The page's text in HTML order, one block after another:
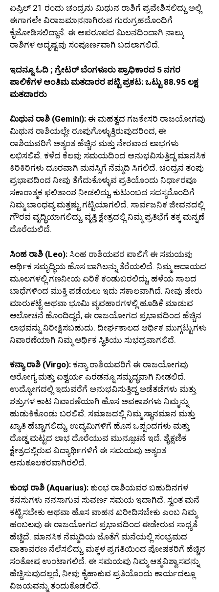
ಏಪ್ರಿಲ್ 21 ರಂದು ಚಂದ್ರನು ಮಿಥುನ ರಾಶಿಗೆ ಪ್ರವೇಶಿಸಲಿದ್ದು ಅಲ್ಲಿ
ಈಗಾಗಲೇ ವಿರಾಜಮಾನನಾಗಿರುವ ಗುರುಗ್ರಹದೊಂದಿಗೆ
ಕೈಜೋಡಿಸಲಿದ್ದಾನೆ. ಈ ಅಪರೂಪದ ಮಿಲನದಿಂದಾಗಿ ನಾಲ್ಕು
ರಾಶಿಗಳ ಅದೃಷ್ಟವು ಸಂಪೂರ್ಣವಾಗಿ ಬದಲಾಗಲಿದೆ.
ಇದನ್ನೂ ಓದಿ ; ಗ್ರೇಟರ್ ಬೆಂಗಳೂರು ಪ್ರಾಧಿಕಾರದ 5 ನಗರ
ಪಾಲಿಕೆಗಳ ಅಂತಿಮ ಮತದಾರರ ಪಟ್ಟಿ ಪ್ರಕಟ: ಒಟ್ಟು 88.95 ಲಕ್ಷ
ಮತದಾರರು
ಮಿಥುನ ರಾಶಿ (Gemini): ಈ ಮಹತ್ವದ ಗಜಕೇಸರಿ ರಾಜಯೋಗವು
ಮಿಥುನ ರಾಶಿಯಲ್ಲೇ ರೂಪುಗೊಳ್ಳುತ್ತಿರುವುದರಿಂದ, ಈ
ರಾಶಿಯವರಿಗೆ ಅತ್ಯಂತ ಹೆಚ್ಚಿನ ಮತ್ತು ನೇರವಾದ ಲಾಭಗಳು
ಲಭಿಸಲಿವೆ. ಕಳೆದ ಕೆಲವು ಸಮಯದಿಂದ ಅನುಭವಿಸುತ್ತಿದ್ದ ಮಾನಸಿಕ
ಕಿರಿಕಿರಿಗಳು ದೂರವಾಗಿ ಮನಸ್ಸಿಗೆ ನೆಮ್ಮದಿ ಸಿಗಲಿದೆ. ಚಂದ್ರನ ತಂಪು
ಪ್ರಭಾವದಿಂದ ನೀವು ತೆಗೆದುಕೊಳ್ಳುವ ಪ್ರತಿಯೊಂದು ನಿರ್ಧಾರವೂ
ಸಕಾರಾತ್ಮಕ ಫಲಿತಾಂಶ ನೀಡಲಿದ್ದು, ಕುಟುಂಬದ ಸದಸ್ಯರೊಂದಿಗೆ
ನಿಮ್ಮ ಬಾಂಧವ್ಯ ಮತ್ತಷ್ಟು ಗಟ್ಟಿಯಾಗಲಿದೆ. ಸಾರ್ವಜನಿಕ ಜೀವನದಲ್ಲಿ
ಗೌರವ ವೃದ್ಧಿಯಾಗಲಿದ್ದು, ವೃತ್ತಿ ಕ್ಷೇತ್ರದಲ್ಲಿ ನಿಮ್ಮ ಪ್ರತಿಭೆಗೆ ತಕ್ಕ ಮನ್ನಣೆ
ದೊರೆಯಲಿದೆ.
ಸಿಂಹ ರಾಶಿ (Leo): ಸಿಂಹ ರಾಶಿಯವರ ಪಾಲಿಗೆ ಈ ಸಮಯವು
ಆರ್ಥಿಕ ಸಮೃದ್ಧಿಯ ಹೊಸ ಬಾಗಿಲನ್ನು ತೆರೆಯಲಿದೆ. ನಿಮ್ಮ ಆದಾಯದ
ಮೂಲಗಳಲ್ಲಿ ಗಣನೀಯ ಏರಿಕೆ ಕಂಡುಬರಲಿದ್ದು, ಹಳೆಯ ಸಾಲದ
ಬಾಧೆಗಳಿಂದ ಮುಕ್ತಿ ಪಡೆಯಲು ಇದು ಸಕಾಲವಾಗಿದೆ. ನೀವು ಷೇರು
ಮಾರುಕಟ್ಟೆ ಅಥವಾ ಭೂಮಿ ವ್ಯವಹಾರಗಳಲ್ಲಿ ಹೂಡಿಕೆ ಮಾಡುವ
ಆಲೋಚನೆ ಹೊಂದಿದ್ದರೆ, ಈ ರಾಜಯೋಗದ ಪ್ರಭಾವದಿಂದ ಹೆಚ್ಚಿನ
ಲಾಭವನ್ನು ನಿರೀಕ್ಷಿಸಬಹುದು. ದೀರ್ಘಕಾಲದ ಆರ್ಥಿಕ ಮುಗ್ಗಟ್ಟುಗಳು
ನಿವಾರಣೆಯಾಗಿ ನಿಮ್ಮ ಆರ್ಥಿಕ ಸ್ಥಿತಿಯು ಸುಭದ್ರವಾಗಲಿದೆ.
ಕನ್ಯಾ ರಾಶಿ (Virgo): ಕನ್ಯಾ ರಾಶಿಯವರಿಗೆ ಈ ರಾಜಯೋಗವು
ಆರೋಗ್ಯ ಮತ್ತು ಐಶ್ವರ್ಯ ಎರಡನ್ನೂ ಸಮೃದ್ಧವಾಗಿ ನೀಡಲಿದೆ.
ಉದ್ಯೋಗದಲ್ಲಿ ಇದುವರೆಗೆ ಅನುಭವಿಸುತ್ತಿದ್ದ ಅಡೆತಡೆಗಳು ಮತ್ತು
ಶತ್ರುಗಳ ಕಾಟ ನಿವಾರಣೆಯಾಗಿ ಹೊಸ ಅವಕಾಶಗಳು ನಿಮ್ಮನ್ನು
ಹುಡುಕಿಕೊಂಡು ಬರಲಿವೆ. ಸಮಾಜದಲ್ಲಿ ನಿಮ್ಮ ಸ್ಥಾನಮಾನ ಮತ್ತು
ಖ್ಯಾತಿ ಹೆಚ್ಚಾಗಲಿದ್ದು, ಉದ್ಯಮಿಗಳಿಗೆ ಹೊಸ ಒಪ್ಪಂದಗಳು ಮತ್ತು
ದೊಡ್ಡ ಮಟ್ಟದ ಲಾಭ ದೊರೆಯುವ ಮುನ್ಸೂಚನೆ ಇದೆ. ಶೈಕ್ಷಣಿಕ
ಕ್ಷೇತ್ರದಲ್ಲಿರುವ ವಿದ್ಯಾರ್ಥಿಗಳಿಗೆ ಈ ಸಮಯವು ಅತ್ಯಂತ
ಅನುಕೂಲಕರವಾಗಿರಲಿದೆ.
ಕುಂಭ ರಾಶಿ (Aquarius): ಕುಂಭ ರಾಶಿಯವರ ಬಹುದಿನಗಳ
ಕನಸುಗಳು ನನಸಾಗುವ ಸುವರ್ಣ ಸಮಯ ಇದಾಗಿದೆ. ಸ್ವಂತ ಮನೆ
ಕಟ್ಟಿಸಬೇಕು ಅಥವಾ ಹೊಸ ವಾಹನ ಖರೀದಿಸಬೇಕು ಎಂಬ ನಿಮ್ಮ
ಹಂಬಲವು ಈ ರಾಜಯೋಗದ ಪ್ರಭಾವದಿಂದ ಈಡೇರುವ ಸಾಧ್ಯತೆ
ಹೆಚ್ಚಿದೆ. ಮಾನಸಿಕ ನೆಮ್ಮದಿಯ ಜೊತೆಗೆ ಮನೆಯಲ್ಲಿ ಸಂಭ್ರಮದ
ವಾತಾವರಣ ನೆಲೆಸಲಿದ್ದು, ಮಕ್ಕಳ ಪ್ರಗತಿಯಿಂದ ಪೋಷಕರಿಗೆ ಹೆಚ್ಚಿನ
ಸಂತೋಷ ಉಂಟಾಗಲಿದೆ. ಈ ಸಮಯವು ನಿಮ್ಮ ಆತ್ಮವಿಶ್ವಾಸವನ್ನು
ಹೆಚ್ಚಿಸುವುದಲ್ಲದೆ, ನೀವು ಕೈಹಾಕುವ ಪ್ರತಿಯೊಂದು ಕಾರ್ಯದಲ್ಲೂ
ವಿಜಯವನ್ನು ತಂದುಕೊಡಲಿದೆ.